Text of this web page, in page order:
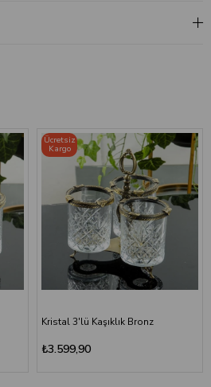
Kristal 3'lü Kaşıklık Bronz
₺3.599,90
Ücretsiz
Kargo